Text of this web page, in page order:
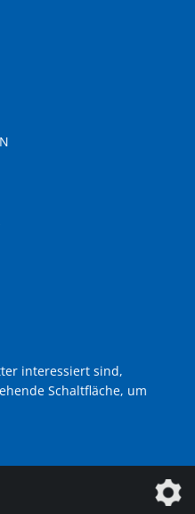
interessiert sind,
Schaltfläche, um